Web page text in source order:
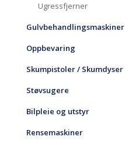
Ugressfjerner
Gulvbehandlingsmaskiner
Oppbevaring
Skumpistoler / Skumdyser
Støvsugere
Bilpleie og utstyr
Rensemaskiner